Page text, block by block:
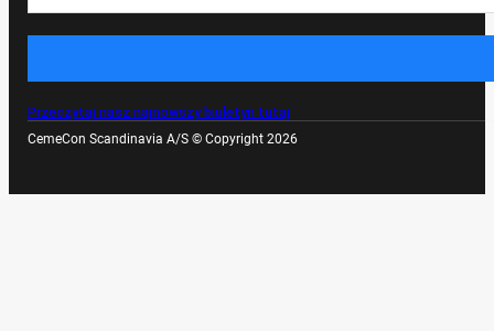
Przeczytaj nasz najnowszy biuletyn tutaj
CemeCon Scandinavia A/S © Copyright 2026